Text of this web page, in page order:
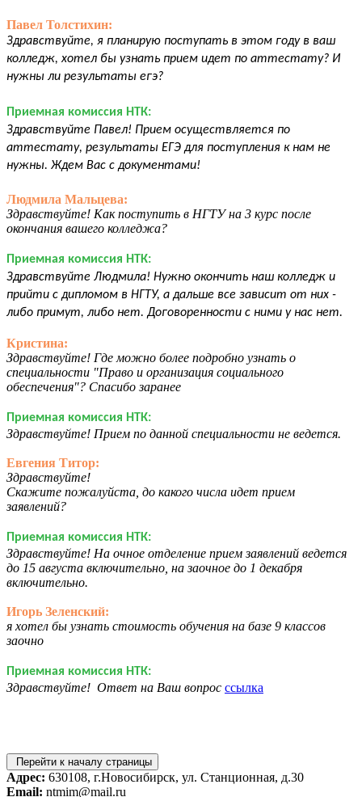
Павел Толстихин:
Здравствуйте, я планирую поступать в этом году в ваш
колледж, хотел бы узнать прием идет по аттестату? И
нужны ли результаты егэ?
Приемная комиссия НТК:
Здравствуйте Павел! Прием осуществляется по
аттестату, результаты ЕГЭ для поступления к нам не
нужны. Ждем Вас с документами!
Людмила Мальцева:
Здравствуйте! Как поступить в НГТУ на 3 курс после
окончания вашего колледжа?
Приемная комиссия НТК:
Здравствуйте Людмила! Нужно окончить наш колледж и
прийти с дипломом в НГТУ, а дальше все зависит от них -
либо примут, либо нет. Договоренности с ними у нас нет.
Кристина:
Здравствуйте! Где можно более подробно узнать о
специальности "Право и организация социального
обеспечения"? Спасибо заранее
Приемная комиссия НТК:
Здравствуйте! Прием по данной специальности не ведется.
Евгения Титор:
Здравствуйте!
Скажите пожалуйста, до какого числа идет прием
заявлений?
Приемная комиссия НТК:
Здравствуйте! На очное отделение прием заявлений ведется
до 15 августа включительно, на заочное до 1 декабря
включительно.
Игорь Зеленский:
я хотел бы узнать стоимость обучения на базе 9 классов
заочно
Приемная комиссия НТК:
Здравствуйте! Ответ на Ваш вопрос ссылка
Перейти к началу страницы
Адрес: 630108, г.Новосибирск, ул. Станционная, д.30
Email: ntmim@mail.ru